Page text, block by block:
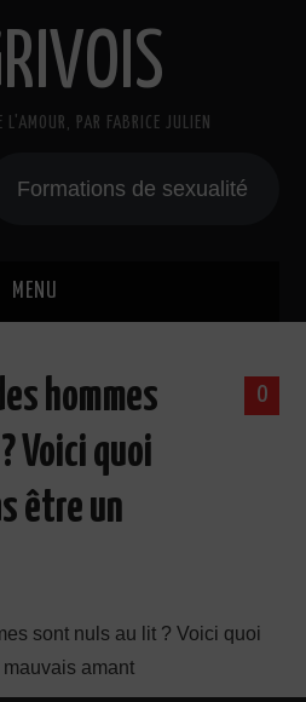
L'AMOUR, PAR FABRICE JULIEN
Formations de sexualité
MENU
0
hommes
Voici quoi
être un
sont nuls au lit ? Voici quoi
amant